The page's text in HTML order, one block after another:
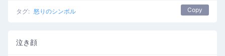
タグ: 怒りのシンボル Copy
泣き顔